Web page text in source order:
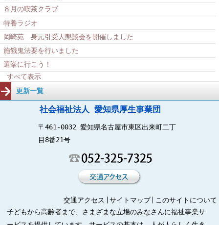
８月の喫茶クラブ
特養ラジオ
岡崎苑 身元引受人懇談会を開催しました
施餓鬼法要を行いました
選挙に行こう！
すべて表示
更新一覧
社会福祉法人 愛知県厚生事業団
〒461-0032 愛知県名古屋市東区出来町二丁
目8番21号
交通アクセス サイトマップ
このサイトについて
子どもから高齢者まで、さまざまな立場のみなさんに福祉事業サ